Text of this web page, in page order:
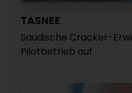
TASNEE
Saudische Cracker-
Pilotbetrieb auf